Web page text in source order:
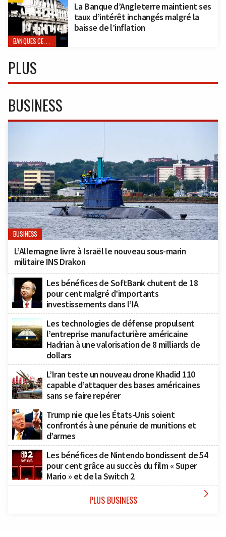
BANQUES CENTRALES
La Banque d’Angleterre maintient ses
taux d’intérêt inchangés malgré la
baisse de l’inflation
PLUS
BUSINESS
BUSINESS
L’Allemagne livre à Israël le nouveau sous-marin
militaire INS Drakon
Les bénéfices de SoftBank chutent de 18
pour cent malgré d’importants
investissements dans l’IA
Les technologies de défense propulsent
l’entreprise manufacturière américaine
Hadrian à une valorisation de 8 milliards de
dollars
L’Iran teste un nouveau drone Khadid 110
capable d’attaquer des bases américaines
sans se faire repérer
Trump nie que les États-Unis soient
confrontés à une pénurie de munitions et
d’armes
Les bénéfices de Nintendo bondissent de 54
pour cent grâce au succès du film « Super
Mario » et de la Switch 2
PLUS BUSINESS 